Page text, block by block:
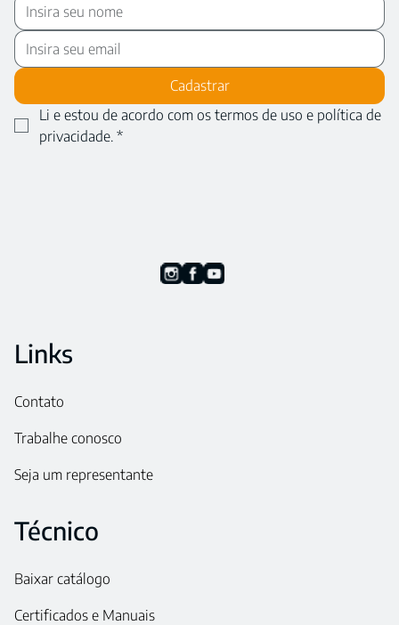
Cadastrar
Li e estou de acordo com os termos de uso e política de
privacidade. *
Técnico
Baixar catálogo
Certificados e Manuais
Links
Contato
Trabalhe conosco
Seja um representante